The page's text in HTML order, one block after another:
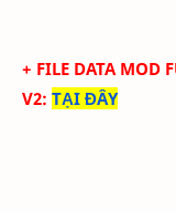
+ FILE DATA MOD
V2: TẠI ĐÂY